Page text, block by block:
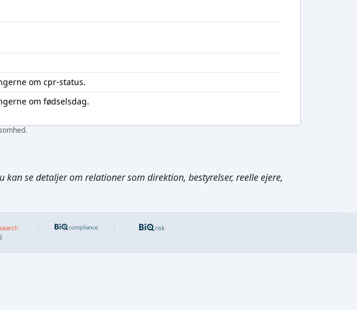
om cpr-status.
om fødselsdag.
se detaljer om relationer som direktion, bestyrelser, reelle ejere,